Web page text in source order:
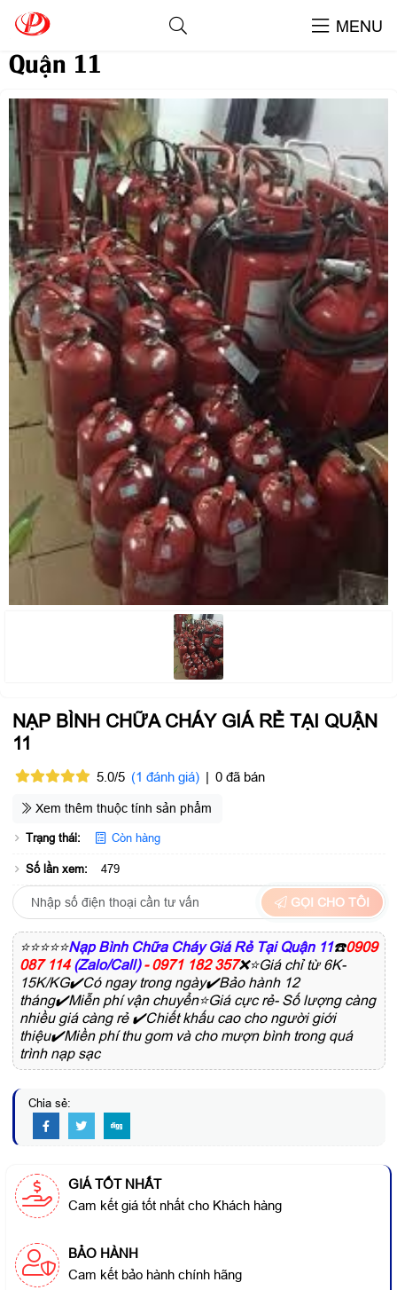
MENU
Nạp Bình Chữa Cháy Giá Rẻ Tại
Quận 11
NẠP BÌNH CHỮA CHÁY GIÁ RẺ TẠI QUẬN
11
5.0/5 (1 đánh giá) | 0 đã bán
Xem thêm thuộc tính sản phẩm
Trạng thái: Còn hàng
Số lần xem: 479
GỌI CHO TÔI
⭐⭐⭐⭐⭐Nạp Bình Chữa Cháy Giá Rẻ Tại Quận 11☎️0909
087 114(Zalo/Call) - 0971 182 357❌⭐Giá chỉ từ 6K-
15K/KG✔️Có ngay trong ngày✔️Bảo hành 12
tháng✔️Miễn phí vận chuyển⭐Giá cực rẻ- Số lượng càng
nhiều giá càng rẻ ✔️Chiết khấu cao cho người giới
thiệu✔️Miền phí thu gom và cho mượn bình trong quá
trình nạp sạc
Chia sẻ:
GIÁ TỐT NHẤT
Cam kết giá tốt nhất cho Khách hàng
BẢO HÀNH
Cam kết bảo hành chính hãng